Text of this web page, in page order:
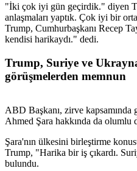
"İki çok iyi gün geçirdik." diyen
anlaşmaları yaptık. Çok iyi bir
Trump, Cumhurbaşkanı Recep
kendisi harikaydı." dedi.
Trump, Suriye ve
görüşmelerden memnun
ABD Başkanı, zirve kapsamında
Ahmed Şara hakkında da olumlu
Şara'nın ülkesini birleştirme
Trump, "Harika bir iş çıkardı.
bulundu.